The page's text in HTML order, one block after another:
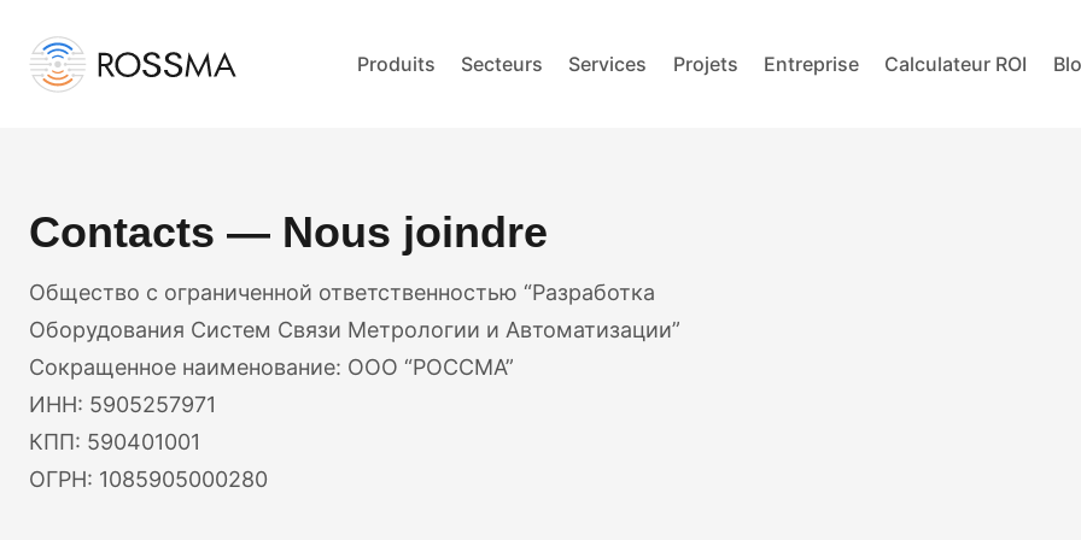
Produits Secteurs Services Projets Entreprise Calculateur ROI
Contacts — Nous joindre
Общество с ограниченной ответственностью “Разработка
Оборудования Систем Связи Метрологии и Автоматизации”
Сокращенное наименование: ООО “РОССМА”
ИНН: 5905257971
КПП: 590401001
ОГРН: 1085905000280